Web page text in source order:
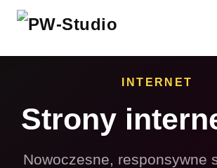
INTERNET
Strony
Nowoczesne, responsywne